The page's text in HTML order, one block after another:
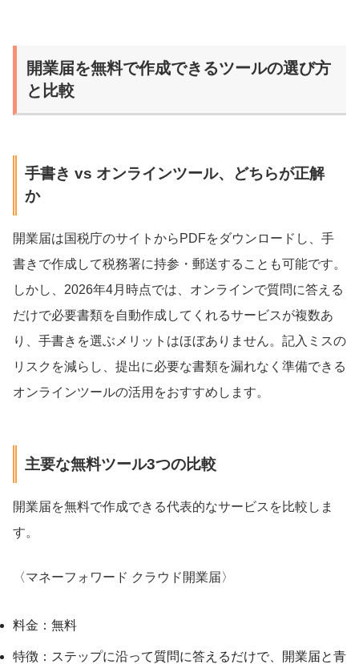
開業届を無料で作成できるツールの選び方
と比較
手書き vs オンラインツール、どちらが正解
か
開業届は国税庁のサイトからPDFをダウンロードし、手
書きで作成して税務署に持参・郵送することも可能です。
しかし、2026年4月時点では、オンラインで質問に答える
だけで必要書類を自動作成してくれるサービスが複数あ
り、手書きを選ぶメリットはほぼありません。記入ミスの
リスクを減らし、提出に必要な書類を漏れなく準備できる
オンラインツールの活用をおすすめします。
主要な無料ツール3つの比較
開業届を無料で作成できる代表的なサービスを比較しま
す。
〈マネーフォワード クラウド開業届〉
料金：無料
特徴：ステップに沿って質問に答えるだけで、開業届と青